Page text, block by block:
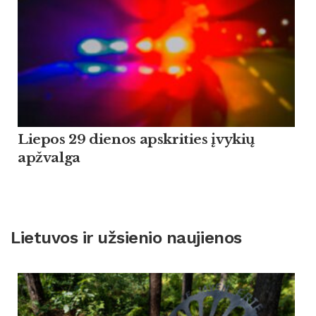
Liepos 29 dienos apskrities įvykių
apžvalga
Lietuvos ir užsienio naujienos